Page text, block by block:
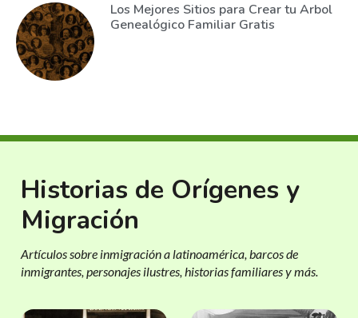
Los Mejores Sitios para Crear tu Arbol
Genealógico Familiar Gratis
Historias de Orígenes y
Migración
Artículos sobre inmigración a latinoamérica, barcos de
inmigrantes, personajes ilustres, historias familiares y más.